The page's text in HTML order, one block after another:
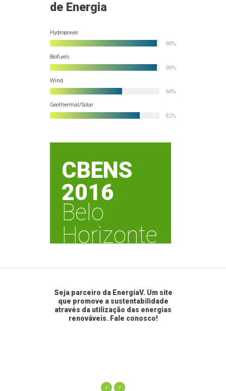
de Energia
Hydropower
98%
Biofuels
98%
Wind
66%
Geothermal/Solar
82%
CBENS
2016
Belo
Horizonte
Seja parceiro da EnergiaV. Um site
que promove a sustentabilidade
através da utilização das energias
renováveis. Fale conosco!